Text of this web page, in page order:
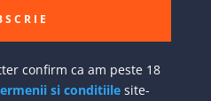
confirm ca am peste 18
si conditiilesite-